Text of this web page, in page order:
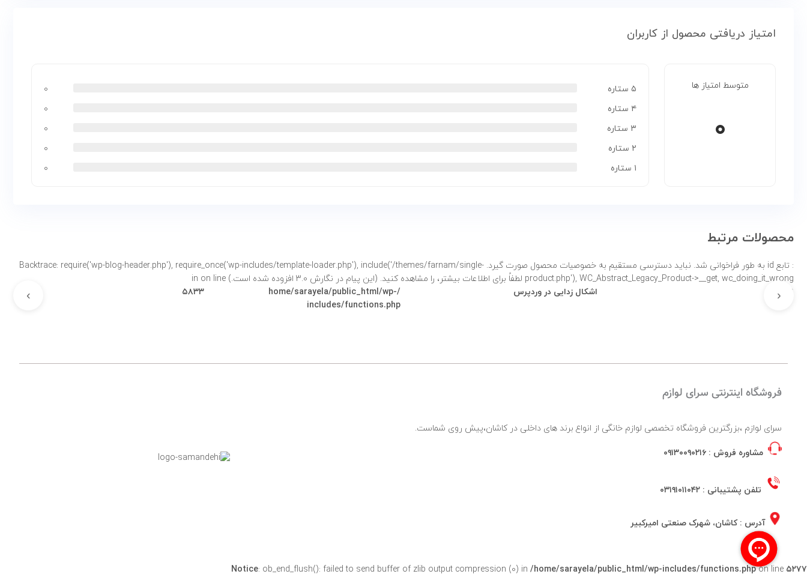
امتیاز دریافتی محصول از کاربران
متوسط امتیاز ها
۰
۵ ستاره
۰
۴ ستاره
۰
۳ ستاره
۰
۲ ستاره
۰
۱ ستاره
۰
محصولات مرتبط
: تابع id به طور
فراخوانی شد. نباید دسترسی مستقیم به خصوصیات محصول صورت گیرد. Backtrace: require('wp-blog-header.php'), require_once('wp-includes/template-loader.php'), include('/themes/farnam/single-
product.php'), WC_Abstract_Legacy_Product->__get, wc_doing_it_wrong لطفاً برای اطلاعات بیشتر،
را مشاهده کنید. (این پیام در نگارش 3.0 افزوده شده است.) in
on line
نادرست
اشکال زدایی در وردپرس
/home/sarayela/public_html/wp-
includes/functions.php
۵۸۳۳ ‹
›
فروشگاه اینترنتی سرای لوازم
سرای لوازم ،بزرگترین فروشگاه تخصصی لوازم خانگی از انواع برند های داخلی در کاشان،پیش روی شماست.
مشاوره فروش : ۰۹۱۳۰۰۹۰۲۱۶
تلفن پشتیبانی : ۰۳۱۹۱۰۱۱۰۴۲
آدرس : کاشان، شهرک صنعتی امیرکبیر
Notice: ob_end_flush(): failed to send buffer of zlib output compression (0) in /home/sarayela/public_html/wp-includes/functions.phpon line ۵۲۷۷